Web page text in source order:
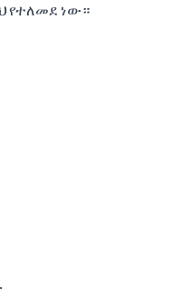
የተለመደ ነው።